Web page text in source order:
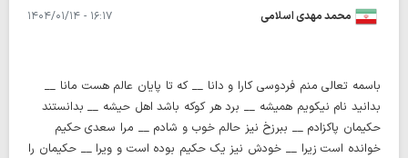
محمد مهدی اسلامی ۱۶:۱۷ - ۱۴۰۴/۰۱/۱۴
باسمه تعالی منم فردوسی کارا و دانا __ که تا پایان عالم هست مانا __
بدانید نام نیکویم همیشه __ برد هر کوکه باشد اهل حیشه __ بدانستند
حکیمان پاکزادم __ ببرزخ نیز حالم خوب و شادم __ مرا سعدی حکیم
خوانده است زیرا __ خودش نیز یک حکیم بوده است و ویرا __ حکیمان را